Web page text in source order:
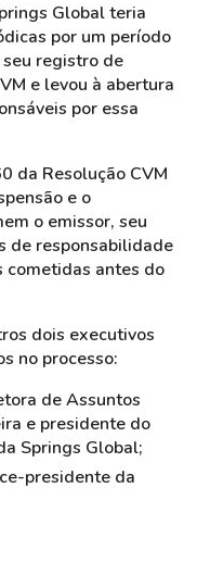
Global teria
por um período
registro de
e levou à abertura
por essa
da Resolução CVM
e o
o emissor, seu
de responsabilidade
cometidas antes do
dois executivos
no processo:
de Assuntos
e presidente do
Springs Global;
presidente da